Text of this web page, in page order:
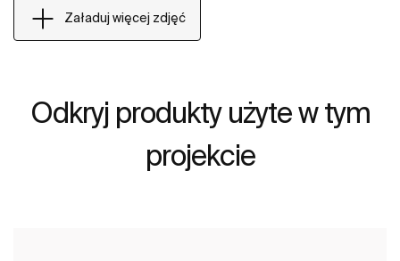
Załaduj więcej zdjęć
Odkryj produkty użyte w tym
projekcie